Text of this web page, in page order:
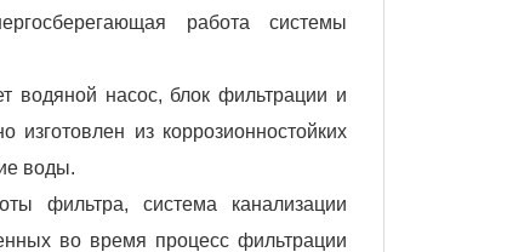
работа системы
водяной насос, блок фильтрации и
из коррозионностойких
воды.
фильтра, система канализации
во время процесс фильтрации